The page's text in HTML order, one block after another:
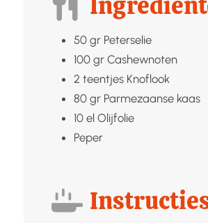
50 gr Peterselie
100 gr Cashewnoten
2 teentjes Knoflook
80 gr Parmezaanse kaas
10 el Olijfolie
Peper